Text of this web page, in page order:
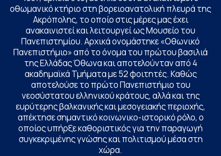
οθωμανικό κτήριο στη βορειοανατολική πλευρά της
Ακρόπολης, το οποίο στις μέρες μας έχει
ανακαινιστεί και λειτουργεί ως Μουσείο του
Πανεπιστημίου. Αρχικά ονομάστηκε «Οθωνικό
Πανεπιστήμιο» από το όνομα του πρώτου βασιλιά
της Ελλάδας Όθωνα και αποτελούνταν από 4
ακαδημαϊκά Τμήματα με 52 φοιτητές. Καθώς
αποτελούσε το πρώτο Πανεπιστήμιο του
νεοσύστατου ελληνικού κράτους, αλλά και της
ευρύτερης βαλκανικής και μεσογειακής περιοχής,
απέκτησε σημαντικό κοινωνικο-ιστορικό ρόλο, ο
οποίος υπήρξε καθοριστικός για την παραγωγή
συγκεκριμένης γνώσης και πολιτισμού μέσα στη
χώρα.